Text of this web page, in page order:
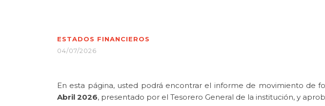
ESTADOS FINANCIEROS
04/07/2026
En esta página, usted podrá encontrar el informe de movimiento de
Abril 2026, presentado por el Tesorero General de la institución, y